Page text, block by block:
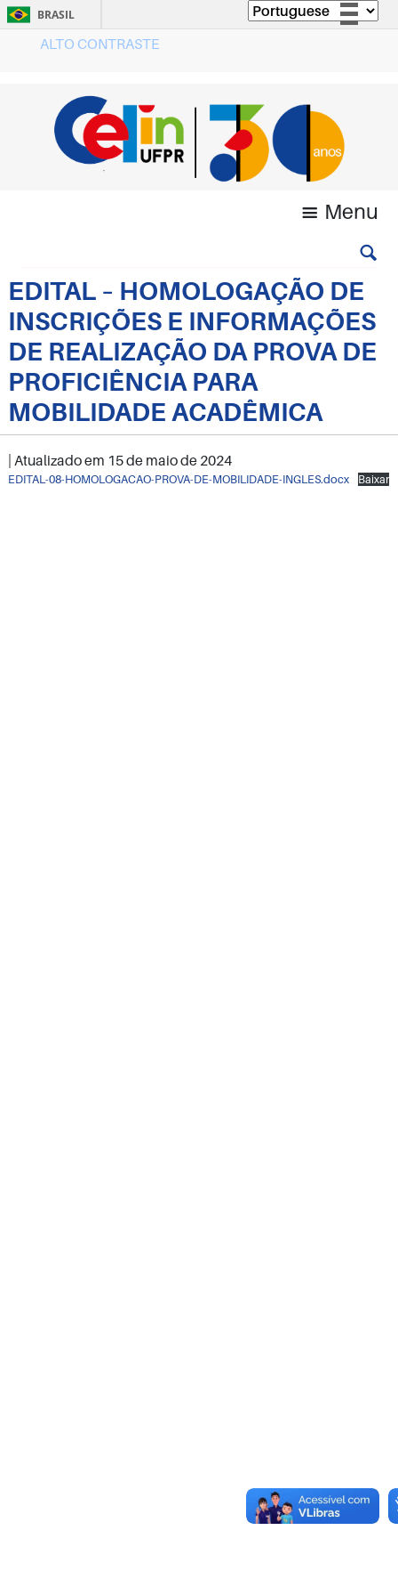
BRASIL
Acesso à informação
Legislação
Canais
ALTO CONTRASTE
Menu
EDITAL – HOMOLOGAÇÃO DE
INSCRIÇÕES E INFORMAÇÕES
DE REALIZAÇÃO DA PROVA DE
PROFICIÊNCIA PARA
MOBILIDADE ACADÊMICA
| Atualizado em 15 de maio de 2024
EDITAL-08-HOMOLOGACAO-PROVA-DE-MOBILIDADE-INGLES.docx Baixar